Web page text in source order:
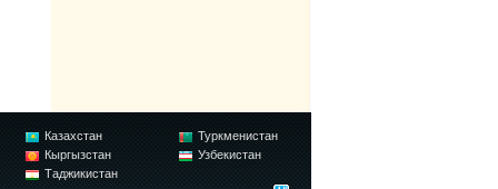
Туркменистан
Узбекистан
Казахстан
Кыргызстан
Таджикистан